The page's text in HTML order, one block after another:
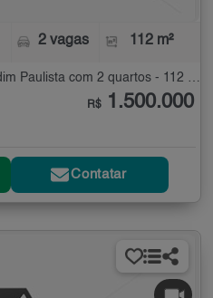
2 vagas 112 m²
Apartamento à Venda no Jardim Paulista com 2 quartos - 112 m²
R$ 1.500.000
Contatar